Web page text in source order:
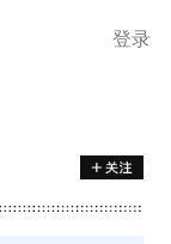
登录